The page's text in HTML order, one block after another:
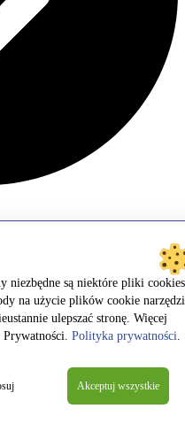
jesteśmy producentem
doświadczenie w tworzeniu
jak i przechodniom.
niezbędne są niektóre pliki
na użycie plików cookie narzędzi
ulepszać stronę. Więcej
Polityka prywatności.
Akceptuj wszystkie